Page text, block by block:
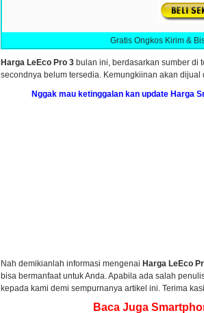
Gratis Ongkos Kirim &
Harga LeEco Pro 3 bulan ini, berdasarkan sumber di
secondnya belum tersedia. Kemungkiinan akan dijual
Nggak mau ketinggalan kan update Harga
Nah demikianlah informasi mengenai Harga LeEco
bisa bermanfaat untuk Anda. Apabila ada salah
kepada kami demi sempurnanya artikel ini. Terima
Baca Juga